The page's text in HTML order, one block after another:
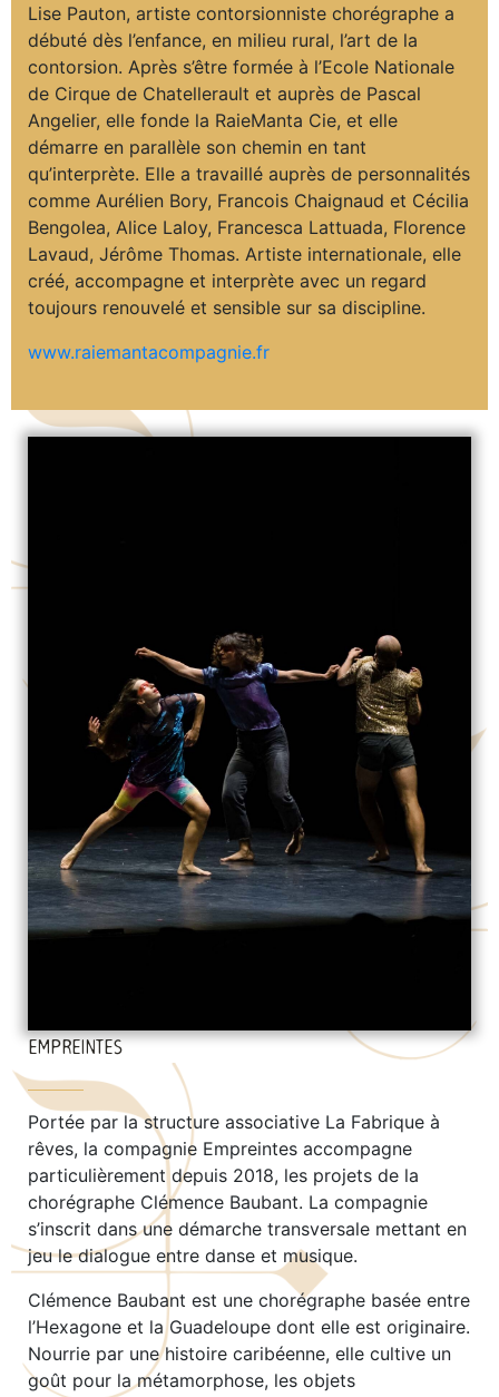
Lise Pauton, artiste contorsionniste chorégraphe a
débuté dès l’enfance, en milieu rural, l’art de la
contorsion. Après s’être formée à l’Ecole Nationale
de Cirque de Chatellerault et auprès de Pascal
Angelier, elle fonde la RaieManta Cie, et elle
démarre en parallèle son chemin en tant
qu’interprète. Elle a travaillé auprès de personnalités
comme Aurélien Bory, Francois Chaignaud et Cécilia
Bengolea, Alice Laloy, Francesca Lattuada, Florence
Lavaud, Jérôme Thomas. Artiste internationale, elle
créé, accompagne et interprète avec un regard
toujours renouvelé et sensible sur sa discipline.
www.raiemantacompagnie.fr
EMPREINTES
Portée par la structure associative La Fabrique à
rêves, la compagnie Empreintes accompagne
particulièrement depuis 2018, les projets de la
chorégraphe Clémence Baubant. La compagnie
s’inscrit dans une démarche transversale mettant en
jeu le dialogue entre danse et musique.
Clémence Baubant est une chorégraphe basée entre
l’Hexagone et la Guadeloupe dont elle est originaire.
Nourrie par une histoire caribéenne, elle cultive un
goût pour la métamorphose, les objets